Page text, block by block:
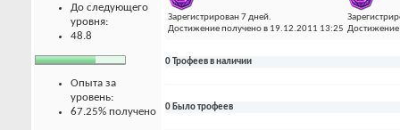
До следующего
уровня:
48.8
Опыта за
уровень:
67.25% получено
Зарегистрирован 7 дней.
Достижение получено в 19.12.2011 13:25
0 Трофеев в наличии
0 Было трофеев